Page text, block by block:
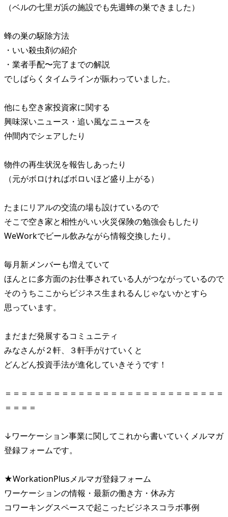
（ベルの七里ガ浜の施設でも先週蜂の巣できました）
蜂の巣の駆除方法
・いい殺虫剤の紹介
・業者手配〜完了までの解説
でしばらくタイムラインが賑わっていました。
他にも空き家投資家に関する
興味深いニュース・追い風なニュースを
仲間内でシェアしたり
物件の再生状況を報告しあったり
（元がボロければボロいほど盛り上がる）
たまにリアルの交流の場も設けているので
そこで空き家と相性がいい火災保険の勉強会もしたり
WeWorkでビール飲みながら情報交換したり。
毎月新メンバーも増えていて
ほんとに多方面のお仕事されている人がつながっているので
そのうちここからビジネス生まれるんじゃないかとすら
思っています。
まだまだ発展するコミュニティ
みなさんが２軒、３軒手がけていくと
どんどん投資手法が進化していきそうです！
＝＝＝＝＝＝＝＝＝＝＝＝＝＝＝＝＝＝＝＝＝＝＝＝＝＝＝
＝＝＝＝
↓ワーケーション事業に関してこれから書いていくメルマガ
登録フォームです。
★WorkationPlusメルマガ登録フォーム
ワーケーションの情報・最新の働き方・休み方
コワーキングスペースで起こったビジネスコラボ事例